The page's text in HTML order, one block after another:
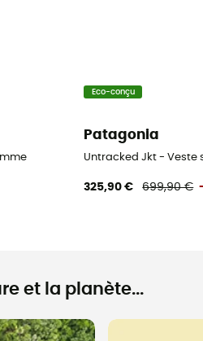
Eco-conçu
Patagonia
Untracked Jkt - Veste
325,90 € 699,90 €
et la planète...